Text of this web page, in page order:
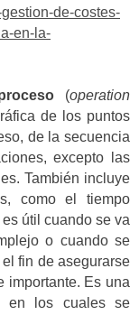
de-costes-
en-la-
(operation
de los puntos
de la secuencia
excepto las
También incluye
como el tiempo
útil cuando se va
o cuando se
fin de asegurarse
importante. Es una
en los cuales se